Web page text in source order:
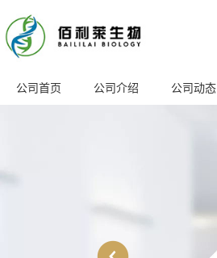
公司首页 公司介绍 公司动态